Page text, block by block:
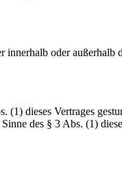
oder außerhalb
dieses Vertrages
des § 3 Abs. (1)